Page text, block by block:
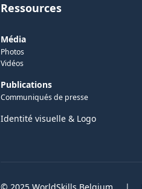
Ressources
Média
Photos
Vidéos
Publications
Communiqués de presse
Identité visuelle & Logo